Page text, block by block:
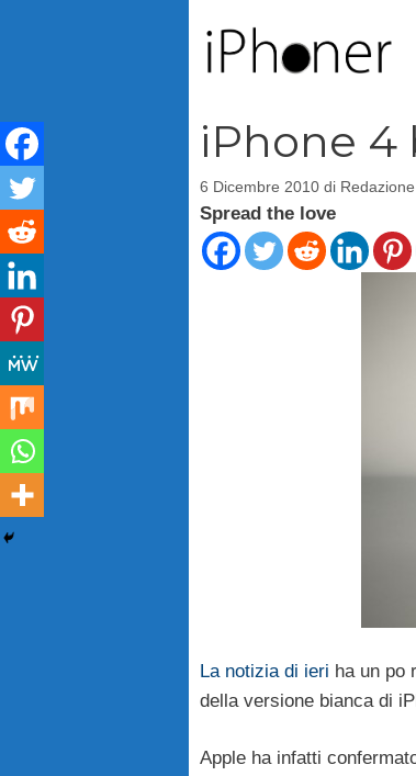
iPhone 4
6 Dicembre 2010 di Redazione
Spread the love
La notizia di ieri ha un po
della versione bianca di
Apple ha infatti